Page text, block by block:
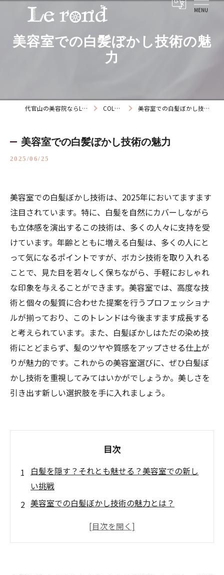
美容室での白髪ぼかし技術の魅
力
代官山の美容院ならLe rond COLUMN 美容室での白髪ぼかし技術の魅力
美容室での白髪ぼかし技術の魅力
2025/06/25
美容室での白髪ぼかし技術は、2025年においてますます
注目されています。特に、白髪を自然にカバーしながら
も立体感を演出するこの技術は、多くの人々に支持を受
けています。年齢とともに増える白髪は、多くの人にと
って気になるポイントですが、ボカシ技術を取り入れる
ことで、見た目を若々しく保ちながら、手軽におしゃれ
な印象を与えることができます。美容室では、高度な技
術と個々の髪質に合わせた提案を行うプロフェッショナ
ルが揃っており、このトレンドは今後ますます成長する
と考えられています。また、白髪ぼかしはただの染め技
術にとどまらず、髪のツヤや質感をアップさせる仕上が
りが魅力的です。これからの美容室選びに、ぜひ白髪ぼ
かし技術を重視してみてはいかがでしょうか。美しさを
引き出す新しい選択肢を手に入れましょう。
目次
白髪を隠す？それとも魅せる？美容室での新し
い挑戦
美容室での白髪ぼかし技術の魅力とは？
年齢を感じさせない！白髪ぼかしで得られる自